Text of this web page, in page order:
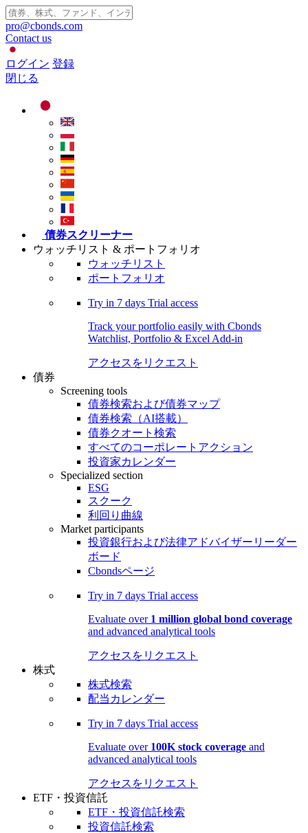
pro@cbonds.com
Contact us
ログイン 登録
閉じる
債券スクリーナー
ウォッチリスト & ポートフォリオ
ウォッチリスト
ポートフォリオ
Try in 7 days Trial access
Track your portfolio easily with Cbonds
Watchlist, Portfolio & Excel Add-in
アクセスをリクエスト
債券
Screening tools
債券検索および債券マップ
債券検索（AI搭載）
債券クオート検索
すべてのコーポレートアクション
投資家カレンダー
Specialized section
ESG
スクーク
利回り曲線
Market participants
投資銀行および法律アドバイザーリーダー
ボード
Cbondsページ
Try in 7 days Trial access
Evaluate over 1 million global bond coverage
and advanced analytical tools
アクセスをリクエスト
株式
株式検索
配当カレンダー
Try in 7 days Trial access
Evaluate over 100K stock coverage and
advanced analytical tools
アクセスをリクエスト
ETF・投資信託
ETF・投資信託検索
投資信託検索